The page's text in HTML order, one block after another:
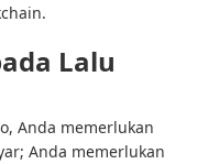
Lalu
Anda memerlukan
Anda memerlukan